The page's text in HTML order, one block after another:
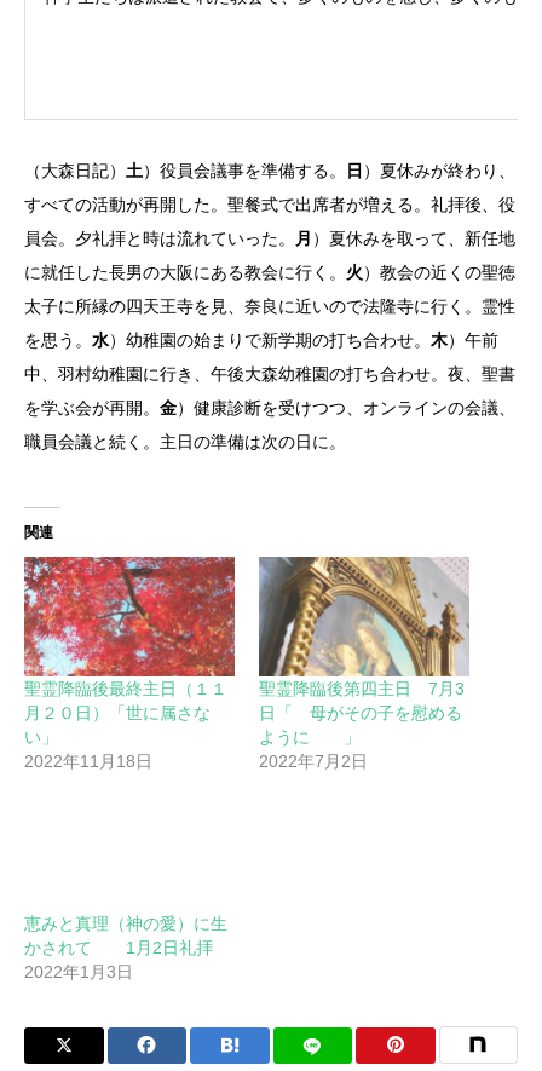
（大森日記） 土）役員会議事を準備する。 日 ）夏休みが終わり、
すべての活動が再開した。聖餐式で出席者が増える。礼拝後、役
員会。夕礼拝と時は流れていった。
月 ）夏休みを取って、新任地
に就任した長男の大阪にある教会に行く。 火）教会の近くの聖徳
太子に所縁の四天王寺を見、奈良に近いので法隆寺に行く。霊性
を思う。 水）幼稚園の始まりで新学期の打ち合わせ。 木）午前
中、羽村幼稚園に行き、午後大森幼稚園の打ち合わせ。夜、聖書
を学ぶ会が再開。 金）健康診断を受けつつ、オンラインの会議、
職員会議と続く。主日の準備は次の日に。
関連
聖霊降臨後最終主日（１１
月２０日）「世に属さな
い」
2022年11月18日
聖霊降臨後第四主日 7月3
日「 母がその子を慰める
ように 」
2022年7月2日
恵みと真理（神の愛）に生
かされて 1月2日礼拝
2022年1月3日